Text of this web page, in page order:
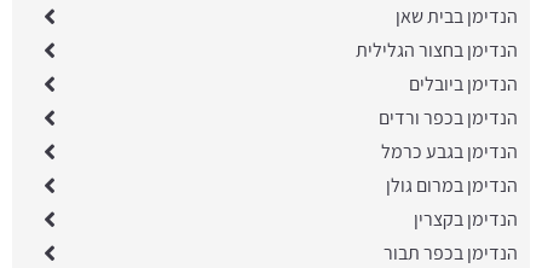
הנדימן בבית שאן
הנדימן בחצור הגלילית
הנדימן ביובלים
הנדימן בכפר ורדים
הנדימן בגבע כרמל
הנדימן במרום גולן
הנדימן בקצרין
הנדימן בכפר תבור